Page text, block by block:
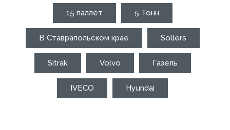
15 паллет 5 Тонн
В Ставрапольском крае Sollers
Sitrak Volvo Газель
IVECO Hyundai